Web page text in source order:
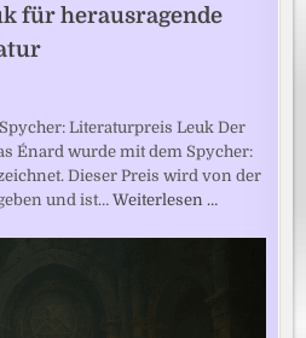
für herausragende
Literaturpreis Leuk Der
Énard wurde mit dem Spycher:
Dieser Preis wird von der
und ist…Weiterlesen …